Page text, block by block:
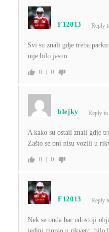
F12013 Reply
Svi su znali gdje treba
nije bilo jasno…
0 0
blejky Reply
A kako su ostali znali gdje
Zašto se oni nisu vozili u
0 0
F12013 Reply
Nek se onda bar udostoji